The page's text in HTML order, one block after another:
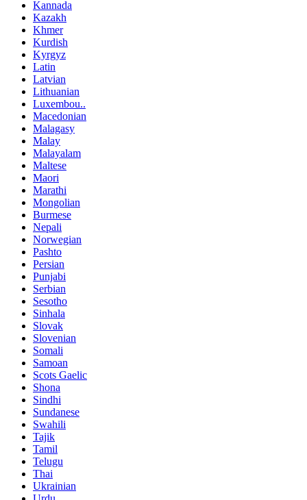
Kannada
Kazakh
Khmer
Kurdish
Kyrgyz
Latin
Latvian
Lithuanian
Luxembou..
Macedonian
Malagasy
Malay
Malayalam
Maltese
Maori
Marathi
Mongolian
Burmese
Nepali
Norwegian
Pashto
Persian
Punjabi
Serbian
Sesotho
Sinhala
Slovak
Slovenian
Somali
Samoan
Scots Gaelic
Shona
Sindhi
Sundanese
Swahili
Tajik
Tamil
Telugu
Thai
Ukrainian